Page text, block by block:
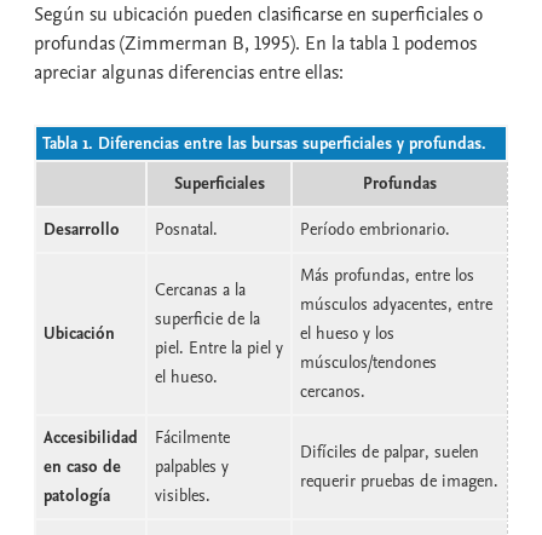
Según su ubicación pueden clasificarse en superficiales o
profundas (Zimmerman B, 1995). En la tabla 1 podemos
apreciar algunas diferencias entre ellas:
Tabla 1. Diferencias entre las bursas superficiales y profundas.
Superficiales
Profundas
Desarrollo
Posnatal. Período embrionario.
Ubicación
Cercanas a la
superficie de la
piel. Entre la piel y
el hueso.
Más profundas, entre los
músculos adyacentes, entre
el hueso y los
músculos/tendones
cercanos.
Accesibilidad
en caso de
patología
Fácilmente
palpables y
visibles.
Difíciles de palpar, suelen
requerir pruebas de imagen.